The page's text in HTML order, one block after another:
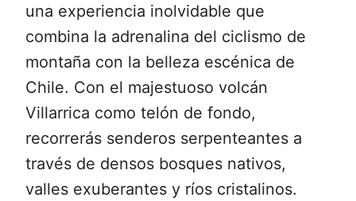
una experiencia inolvidable que
combina la adrenalina del ciclismo de
montaña con la belleza escénica de
Chile. Con el majestuoso volcán
Villarrica como telón de fondo,
recorrerás senderos serpenteantes a
través de densos bosques nativos,
valles exuberantes y ríos cristalinos.